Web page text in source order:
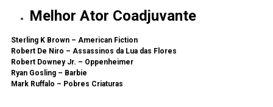
Melhor Ator Coadjuvante
Sterling K Brown – American Fiction
Robert De Niro – Assassinos da Lua das Flores
Robert Downey Jr. – Oppenheimer
Ryan Gosling – Barbie
Mark Ruffalo – Pobres Criaturas